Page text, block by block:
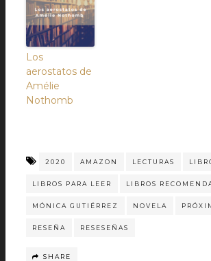
Los
aerostatos de
Amélie
Nothomb
2020 AMAZON LECTURAS
LIBROS PARA LEER LIBROS
MÓNICA GUTIÉRREZ NOVELA
RESEÑA RESESEÑAS
SHARE